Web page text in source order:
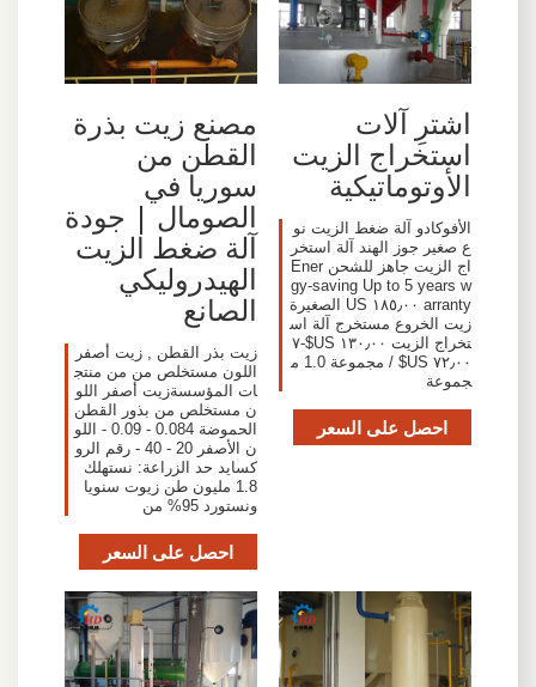
اشترِ آلات
استخراج الزيت
الأوتوماتيكية
الأفوكادو آلة ضغط الزيت نو
ع صغير جوز الهند آلة استخر
اج الزيت جاهز للشحن Ener
gy-saving Up to 5 years w
arranty ١٨٥٫٠٠ US الصغيرة
زيت الخروع مستخرج آلة اس
تخراج الزيت ١٣٠٫٠٠ US$-٧
٧٢٫٠٠ US$ / مجموعة 1.0 م
جموعة
احصل على السعر
مصنع زيت بذرة
القطن من
سوريا في
الصومال | جودة
آلة ضغط الزيت
الهيدروليكي
الصانع
زيت بذر القطن , زيت أصفر
اللون مستخلص من من منتج
ات المؤسسةزيت أصفر اللو
ن مستخلص من بذور القطن
الحموضة 0.084 - 0.09 - اللو
ن الأصفر 20 - 40 - رقم الرو
كسايد حد الزراعة: نستهلك
1.8 مليون طن زيوت سنويا
ونستورد 95% من
احصل على السعر